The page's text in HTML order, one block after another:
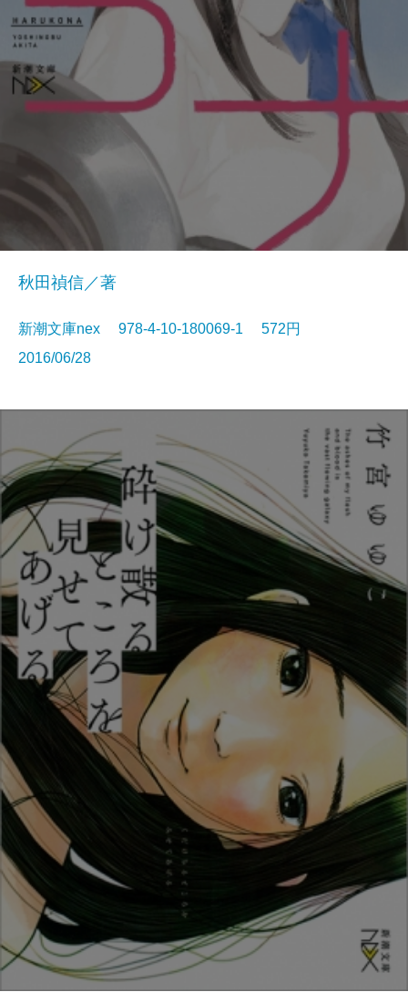
秋田禎信／著
新潮文庫nex 978-4-10-180069-1 572円
2016/06/28